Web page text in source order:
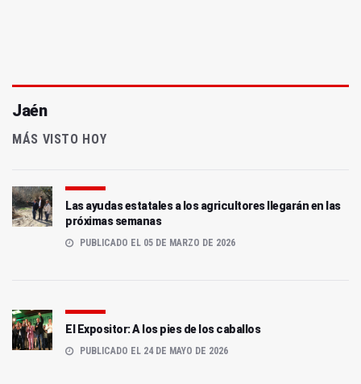
Jaén
MÁS VISTO HOY
Las ayudas estatales a los agricultores llegarán en las
próximas semanas
PUBLICADO EL 05 DE MARZO DE 2026
El Expositor: A los pies de los caballos
PUBLICADO EL 24 DE MAYO DE 2026